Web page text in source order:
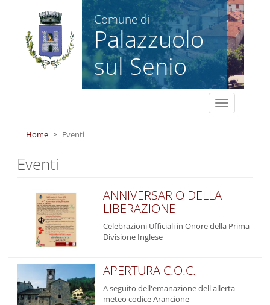
Salta al contenuto principale
Comune di
Palazzuolo
sul Senio
Toggle
navigation
Home
Eventi
Eventi
ANNIVERSARIO DELLA
LIBERAZIONE
Celebrazioni Ufficiali in Onore della Prima
Divisione Inglese
APERTURA C.O.C.
A seguito dell'emanazione dell'allerta
meteo codice Arancione